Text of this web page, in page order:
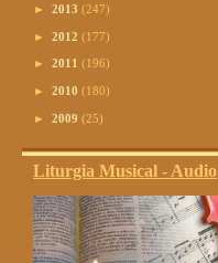
► 2013 (247)
► 2012 (177)
► 2011 (196)
► 2010 (180)
► 2009 (25)
Liturgia Musical - Audio